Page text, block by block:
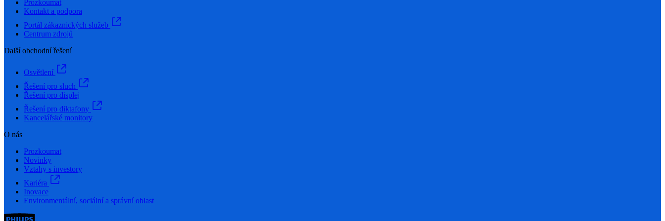
Prozkoumat
Kontakt a podpora
Portál zákaznických služeb
Centrum zdrojů
Další obchodní řešení
Osvětlení
Řešení pro sluch
Řešení pro displej
Řešení pro diktafony
Kancelářské monitory
O nás
Prozkoumat
Novinky
Vztahy s investory
Kariéra
Inovace
Environmentální, sociální a správní oblast